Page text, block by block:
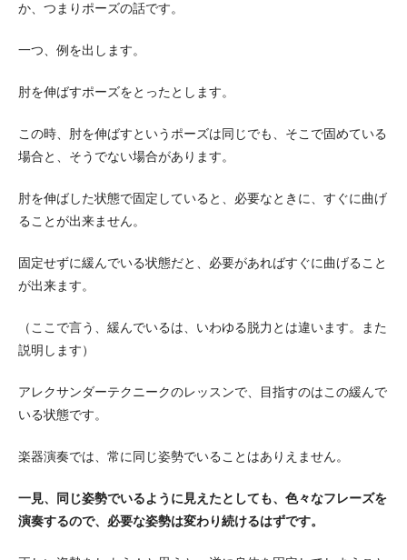
か、つまりポーズの話です。
一つ、例を出します。
肘を伸ばすポーズをとったとします。
この時、肘を伸ばすというポーズは同じでも、そこで固めている
場合と、そうでない場合があります。
肘を伸ばした状態で固定していると、必要なときに、すぐに曲げ
ることが出来ません。
固定せずに緩んでいる状態だと、必要があればすぐに曲げること
が出来ます。
（ここで言う、緩んでいるは、いわゆる脱力とは違います。また
説明します）
アレクサンダーテクニークのレッスンで、目指すのはこの緩んで
いる状態です。
楽器演奏では、常に同じ姿勢でいることはありえません。
一見、同じ姿勢でいるように見えたとしても、色々なフレーズを
演奏するので、必要な姿勢は変わり続けるはずです。